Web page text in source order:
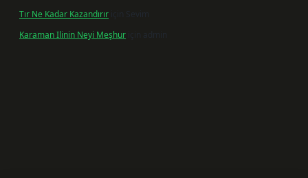
Tır Ne Kadar Kazandırır için Sevim
Karaman Ilinin Neyi Meşhur için admin